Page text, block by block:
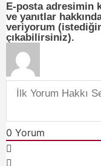
E-posta adresimin
ve yanıtlar
veriyorum
çıkabilirsiniz).
0 Yorum